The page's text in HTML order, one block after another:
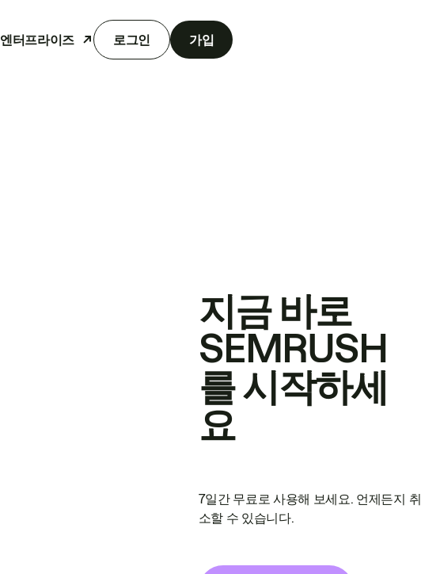
엔터프라이즈 로그인 가입
지금 바로
SEMRUSH
를 시작하세
요
7일간 무료로 사용해 보세요. 언제든지 취
소할 수 있습니다.